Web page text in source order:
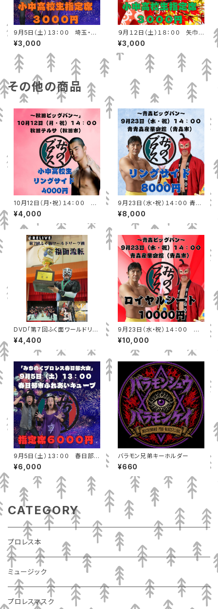
9月5日（土）１3：００ 埼玉・春
日部市ふれあいキューブ 小中高
校生指定席
¥3,000
９月１２日（土）１８：００ 矢巾
町民総合体育館 小中高校生指
定席
¥3,000
その他の商品
10月12日（月・祝）１４：００ 秋
田テルサ（秋田市）小中高校生リ
ングサイド
¥4,000
9月23日（水・祝）１４：００ 青森
産業会館（青森市）リングサイド
¥8,000
DVD「第７回ふく面ワールドリー
グ戦」
¥4,400
9月23日（水・祝）１４：００ 青
森産業会館（青森市）ロイヤルシ
ート
¥10,000
9月5日（土）１3：００ 春日部市
ふれあいキューブ 指定席
¥6,000
バラモン兄弟キーホルダー
¥660
CATEGORY
プロレス本
ミュージック
プロレスマスク